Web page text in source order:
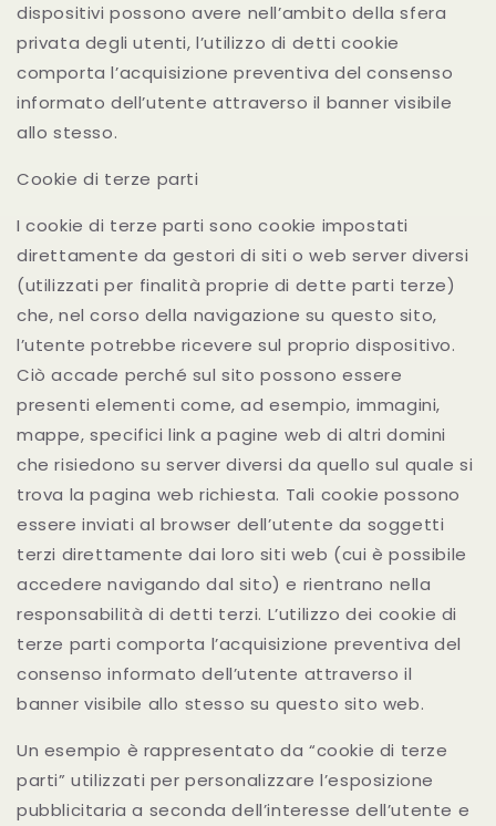
dispositivi possono avere nell’ambito della sfera
privata degli utenti, l’utilizzo di detti cookie
comporta l’acquisizione preventiva del consenso
informato dell’utente attraverso il banner visibile
allo stesso.
Cookie di terze parti
I cookie di terze parti sono cookie impostati
direttamente da gestori di siti o web server diversi
(utilizzati per finalità proprie di dette parti terze)
che, nel corso della navigazione su questo sito,
l’utente potrebbe ricevere sul proprio dispositivo.
Ciò accade perché sul sito possono essere
presenti elementi come, ad esempio, immagini,
mappe, specifici link a pagine web di altri domini
che risiedono su server diversi da quello sul quale si
trova la pagina web richiesta. Tali cookie possono
essere inviati al browser dell’utente da soggetti
terzi direttamente dai loro siti web (cui è possibile
accedere navigando dal sito) e rientrano nella
responsabilità di detti terzi. L’utilizzo dei cookie di
terze parti comporta l’acquisizione preventiva del
consenso informato dell’utente attraverso il
banner visibile allo stesso su questo sito web.
Un esempio è rappresentato da “cookie di terze
parti” utilizzati per personalizzare l’esposizione
pubblicitaria a seconda dell’interesse dell’utente e